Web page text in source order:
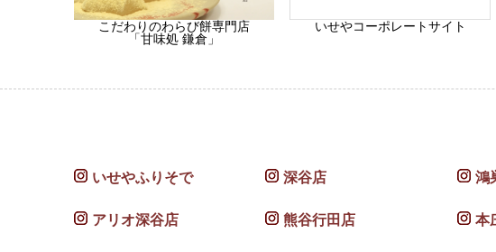
こだわりのわらび餅専門店
「甘味処 鎌倉」
いせやコーポレートサイト
いせやふりそで 深谷店 鴻
アリオ深谷店 熊谷行田店 本